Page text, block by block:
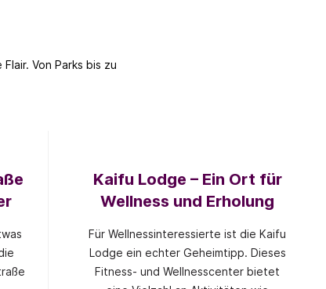
Von Parks bis zu
Kaifu Lodge – Ein Ort für
Wellness und Erholung
Für Wellnessinteressierte ist die Kaifu
Lodge ein echter Geheimtipp. Dieses
Fitness- und Wellnesscenter bietet